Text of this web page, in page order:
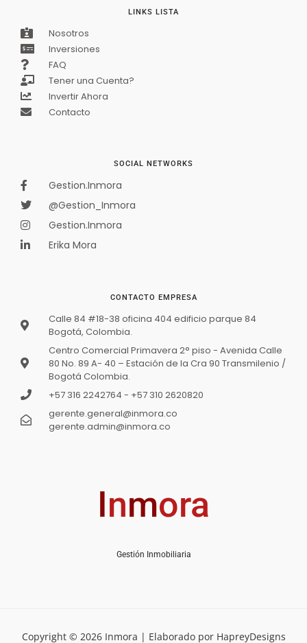
APARTAMENTO PREMIUM EN VENTA –
CANTABRIA, AV. CALLE 26
$1 050 000 000
Disponible
Norte
$650 000 000 Oferta
En venta
Inmora
Gestión Inmobiliaria
CONTACTO EMPRESA
Calle 84 #18-38 oficina 404 edificio parque 84
Bogotá, Colombia.
Centro Comercial Primavera 2° piso - Avenida Calle
80 No. 89 A- 40 – Estación de la Cra 90 Transmilenio /
Bogotá Colombia.
+57 316 2242764 - +57 310 2620820
gerente.general@inmora.co
gerente.admin@inmora.co
SOCIAL NETWORKS
Gestion.Inmora
@Gestion_Inmora
Gestion.Inmora
Erika Mora
LINKS LISTA
Nosotros
Inversiones
FAQ
Tener una Cuenta?
Invertir Ahora
Contacto
Copyright © 2026 Inmora | Elaborado por HapreyDesigns